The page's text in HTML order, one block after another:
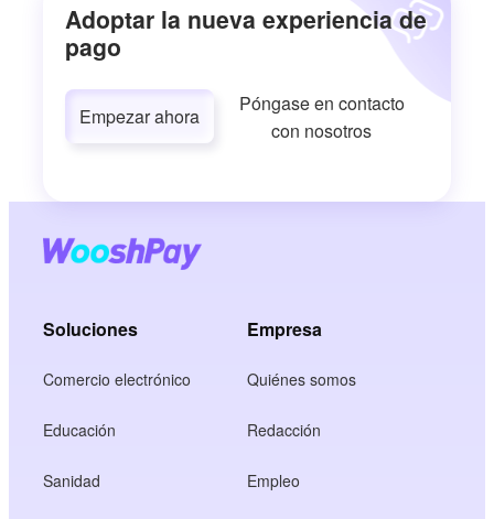
Adoptar la nueva experiencia de
pago
Empezar ahora
Póngase en contacto
con nosotros
Soluciones
Comercio electrónico
Educación
Sanidad
Empresa
Quiénes somos
Redacción
Empleo